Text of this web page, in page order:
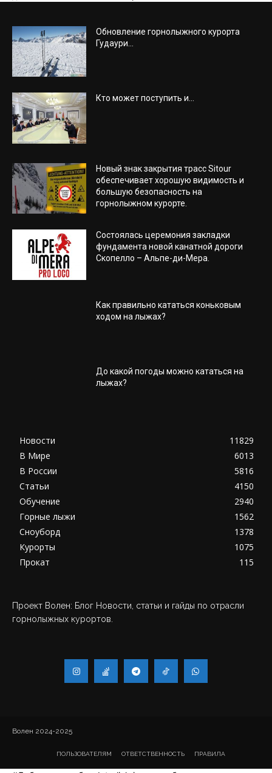
Обновление горнолыжного курорта
Гудаури...
Кто может поступить и...
Новый знак закрытия трасс Sitour
обеспечивает хорошую видимость и
большую безопасность на
горнолыжном курорте.
Состоялась церемония закладки
фундамента новой канатной дороги
Скопелло – Альпе-ди-Мера.
Как правильно кататься коньковым
ходом на лыжах?
До какой погоды можно кататься на
лыжах?
Новости
11829
В Мире
6013
В России
5816
Статьи
4150
Обучение
2940
Горные лыжи
1562
Сноуборд
1378
Курорты
1075
Прокат
115
Проект Волен: Блог Новости, статьи и гайды по отрасли
горнолыжных курортов.
Волен 2024-2025
ПОЛЬЗОВАТЕЛЯМ ОТВЕТСТВЕННОСТЬ ПРАВИЛА